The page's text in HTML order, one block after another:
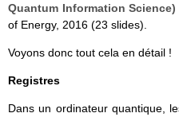
Quantum Information Science)
of Energy, 2016 (23 slides).
Voyons donc tout cela en détail !
Registres
Dans un ordinateur quantique,